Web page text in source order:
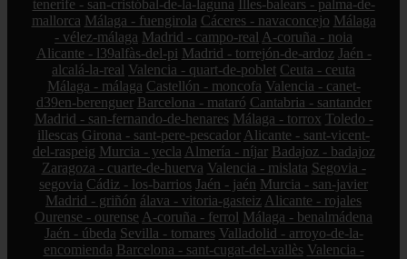
tenerife - san-cristóbal-de-la-laguna Illes-balears - palma-de-
mallorca Málaga - fuengirola Cáceres - navaconcejo Málaga
- vélez-málaga Madrid - campo-real A-coruña - noia
Alicante - l39alfàs-del-pi Madrid - torrejón-de-ardoz Jaén -
alcalá-la-real Valencia - quart-de-poblet Ceuta - ceuta
Málaga - málaga Castellón - moncofa Valencia - canet-
d39en-berenguer Barcelona - mataró Cantabria - santander
Madrid - san-fernando-de-henares Málaga - torrox Toledo -
illescas Girona - sant-pere-pescador Alicante - sant-vicent-
del-raspeig Murcia - yecla Almería - níjar Badajoz - badajoz
Zaragoza - cuarte-de-huerva Valencia - mislata Segovia -
segovia Cádiz - los-barrios Jaén - jaén Murcia - san-javier
Madrid - griñón álava - vitoria-gasteiz Alicante - rojales
Ourense - ourense A-coruña - ferrol Málaga - benalmádena
Jaén - úbeda Sevilla - tomares Valladolid - arroyo-de-la-
encomienda Barcelona - sant-cugat-del-vallès Valencia -